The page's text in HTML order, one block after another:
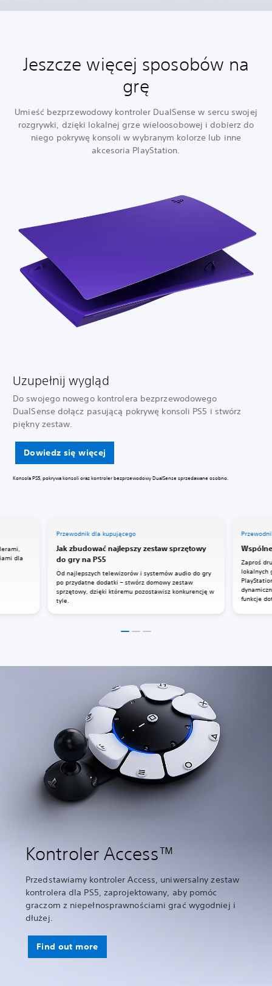
Jeszcze więcej sposobów na
grę
Umieść bezprzewodowy kontroler DualSense w sercu swojej
rozgrywki, dzięki lokalnej grze wieloosobowej i dobierz do
niego pokrywę konsoli w wybranym kolorze lub inne
akcesoria PlayStation.
Uzupełnij wygląd
Do swojego nowego kontrolera bezprzewodowego
DualSense dołącz pasującą pokrywę konsoli PS5 i stwórz
piękny zestaw.
Dowiedz się więcej
Konsola PS5, pokrywa konsoli oraz kontroler bezprzewodowy DualSense sprzedawane osobno.
Przewodnik dla kupującego
Jak zbudować najlepszy zestaw sprzętowy
do gry na PS5
Od najlepszych telewizorów i systemów audio do gry
po przydatne dodatki – stwórz domowy zestaw
sprzętowy, dzięki któremu pozostawisz konkurencję w
tyle.
Zaproś
lokalnych
funkcje
dla
Kontroler Access™
Przedstawiamy kontroler Access, uniwersalny zestaw
kontrolera dla PS5, zaprojektowany, aby pomóc
graczom z niepełnosprawnościami grać wygodniej i
dłużej.
Find out more